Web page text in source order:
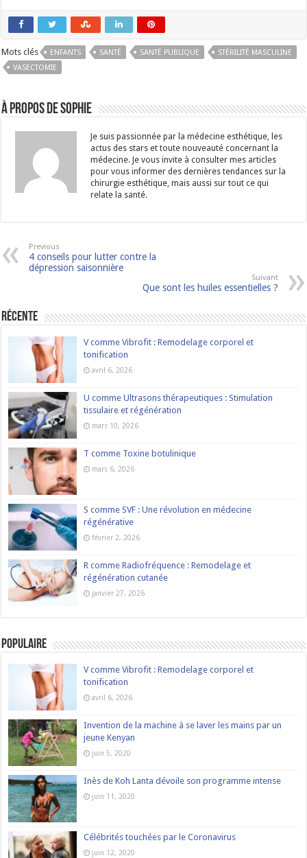
Mots clés ENFANTS SANTÉ SANTÉ PUBLIQUE
STÉRILITÉ MASCULINE
VASECTOMIE
À propos de Sophie
Je suis passionnée par la médecine esthétique, les
actus des stars et toute nouveauté concernant la
médecine. Je vous invite à consulter mes articles
pour vous informer des dernières tendances sur la
chirurgie esthétique, mais aussi sur tout ce qui
relate la santé.
Previous
4 conseils pour lutter contre la
dépression saisonnière
Suivant
Que sont les huiles essentielles ?
Récente
V comme Vibrofit : Remodelage corporel et
tonification
avril 6, 2026
U comme Ultrasons thérapeutiques : Stimulation
tissulaire et régénération
mars 10, 2026
T comme Toxine botulinique
mars 6, 2026
S comme SVF : Une révolution en médecine
régénérative
février 2, 2026
R comme Radiofréquence : Remodelage et
régénération cutanée
janvier 27, 2026
Populaire
V comme Vibrofit : Remodelage corporel et
tonification
avril 6, 2026
Invention de la machine à se laver les mains par un
jeune Kenyan
juin 5, 2020
Inès de Koh Lanta dévoile son programme intense
juin 11, 2020
Célébrités touchées par le Coronavirus
juin 12, 2020